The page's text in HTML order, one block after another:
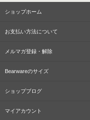
ショップホーム
お支払い方法について
メルマガ登録・解除
Bearwareのサイズ
ショップブログ
マイアカウント